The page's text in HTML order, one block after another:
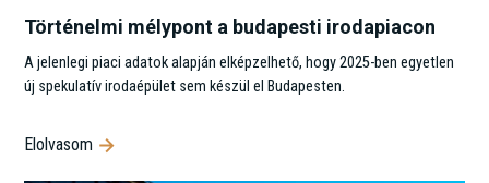
Történelmi mélypont a budapesti irodapiacon
A jelenlegi piaci adatok alapján elképzelhető, hogy 2025-ben egyetlen
új spekulatív irodaépület sem készül el Budapesten.
Elolvasom